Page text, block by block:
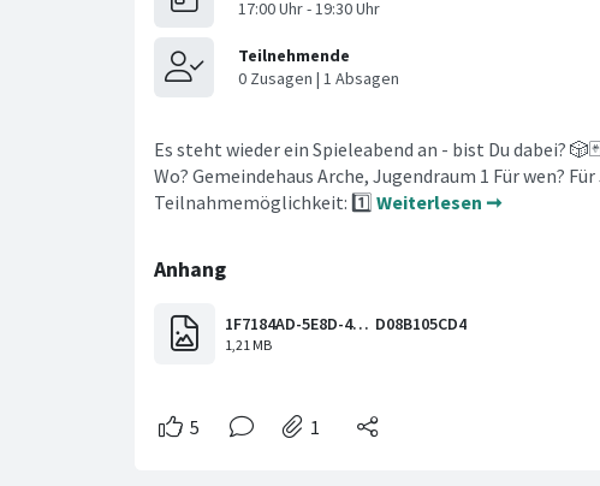
Es steht wieder ein Spieleabend an - bist Du dabei?
Wo? Gemeindehaus Arche, Jugendraum 1 Für wen?
Teilnahmemöglichkeit: 1️⃣ Weiterlesen ➞